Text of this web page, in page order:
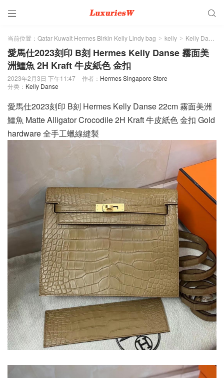
 
当前位置： Qatar Kuwait Hermes Birkin Kelly Lindy bag > kelly > Kelly Danse
愛馬仕2023刻印 B刻 Hermes Kelly Danse 霧面美
洲鱷魚 2H Kraft 牛皮紙色 金扣
2023年2月3日 下午11:47 作者： Hermes Singapore Store
分类： Kelly Danse
愛馬仕2023刻印 B刻 Hermes Kelly Danse 22cm 霧面美洲
鱷魚 Matte Alligator Crocodile 2H Kraft 牛皮紙色 金扣 Gold
hardware 全手工蠟線縫製